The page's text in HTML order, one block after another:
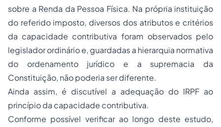
sobre a Renda da Pessoa Física. Na própria instituição
do referido imposto, diversos dos atributos e critérios
da capacidade contributiva foram observados pelo
legislador ordinário e, guardadas a hierarquia normativa
do ordenamento jurídico e a supremacia da
Constituição, não poderia ser diferente.
Ainda assim, é discutível a adequação do IRPF ao
princípio da capacidade contributiva.
Conforme possível verificar ao longo deste estudo,